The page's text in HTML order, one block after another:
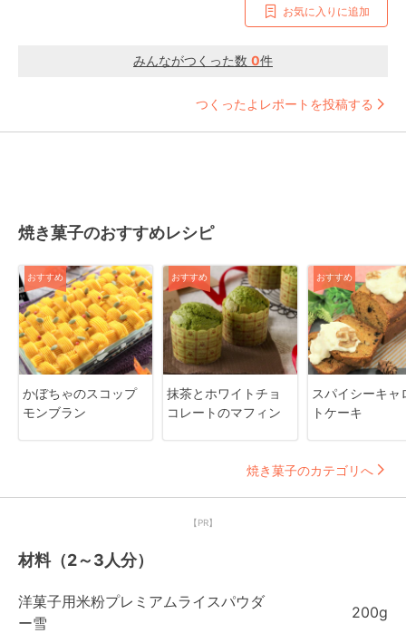
お気に入りに追加
みんながつくった数 0件
つくったよレポートを投稿する
焼き菓子のおすすめレシピ
おすすめ
かぼちゃのスコップ
モンブラン
おすすめ
抹茶とホワイトチョ
コレートのマフィン
おすすめ
スパイシーキャ
トケーキ
焼き菓子のカテゴリへ
【PR】
材料（2～3人分）
洋菓子用米粉プレミアムライスパウダ
ー雪
200g